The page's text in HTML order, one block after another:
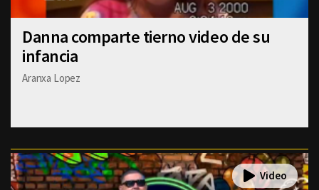
Danna comparte tierno video de su
infancia
Aranxa Lopez